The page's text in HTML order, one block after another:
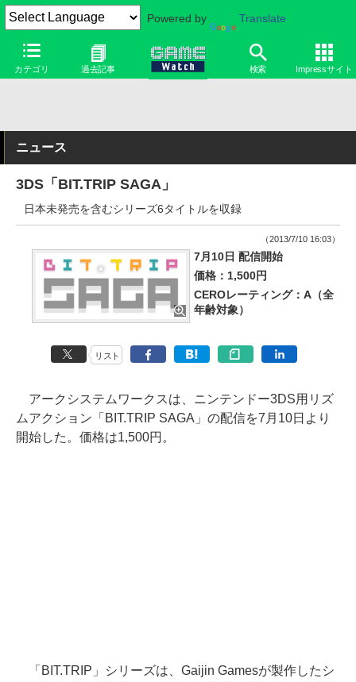
Powered by Translate
カテゴリ 過去記事 検索 Impressサイト
ニュース
3DS「BIT.TRIP SAGA」
日本未発売を含むシリーズ6タイトルを収録
（2013/7/10 16:03）
7月10日 配信開始
価格：1,500円
CEROレーティング：A（全
年齢対象）
リスト
アークシステムワークスは、ニンテンドー3DS用リズ
ムアクション「BIT.TRIP SAGA」の配信を7月10日より
開始した。価格は1,500円。
「BIT.TRIP」シリーズは、Gaijin Gamesが製作したシ